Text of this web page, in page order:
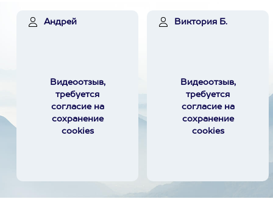
Андрей
Видеоотзыв,
требуется
согласие на
сохранение
cookies
Виктория Б.
Видеоотзыв,
требуется
согласие на
сохранение
cookies